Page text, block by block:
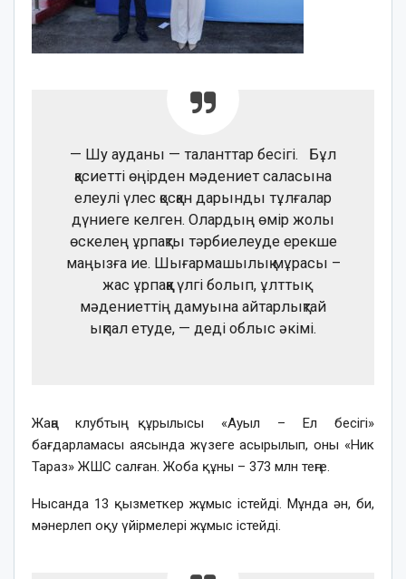
— Шу ауданы — таланттар бесігі. Бұл
қасиетті өңірден мәдениет саласына
елеулі үлес қосқан дарынды тұлғалар
дүниеге келген. Олардың өмір жолы
өскелең ұрпақты тәрбиелеуде ерекше
маңызға ие. Шығармашылық мұрасы –
жас ұрпаққа үлгі болып, ұлттық
мәдениеттің дамуына айтарлықтай
ықпал етуде, — деді облыс әкімі.
Жаңа клубтың құрылысы «Ауыл – Ел бесігі»
бағдарламасы аясында жүзеге асырылып, оны «Ник
Тараз» ЖШС салған. Жоба құны – 373 млн теңге.
Нысанда 13 қызметкер жұмыс істейді. Мұнда ән, би,
мәнерлеп оқу үйірмелері жұмыс істейді.